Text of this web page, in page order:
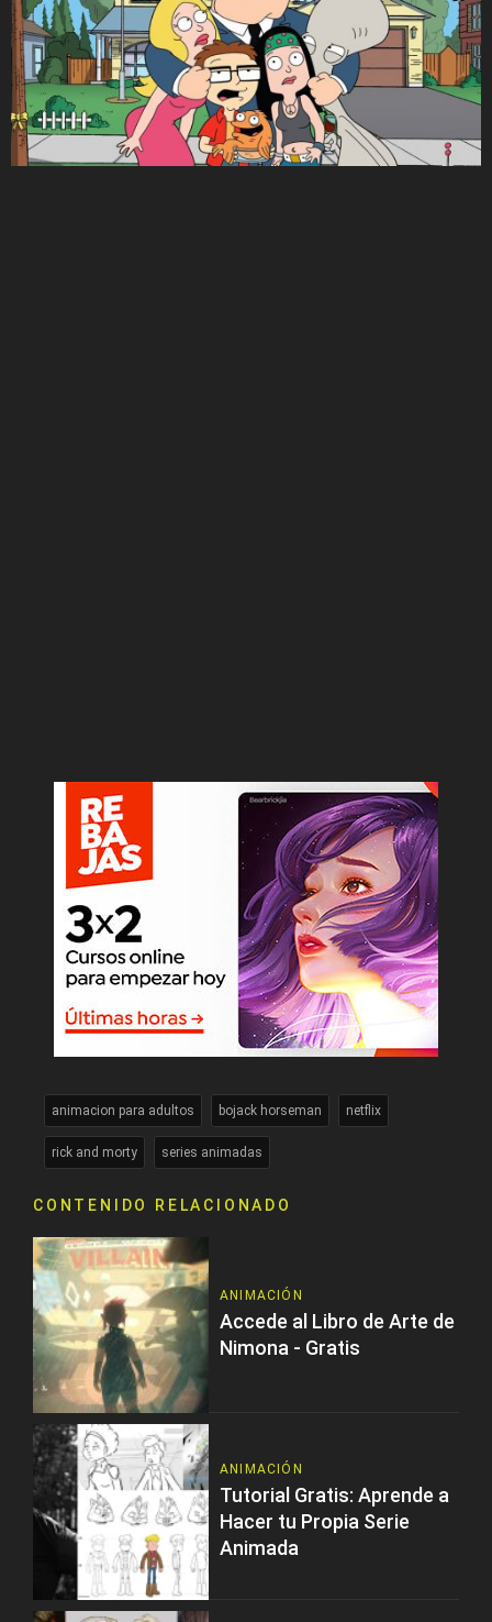
animacion para adultos bojack horseman netflix
rick and morty series animadas
CONTENIDO RELACIONADO
ANIMACIÓN
Accede al Libro de Arte de
Nimona - Gratis
ANIMACIÓN
Tutorial Gratis: Aprende a
Hacer tu Propia Serie
Animada